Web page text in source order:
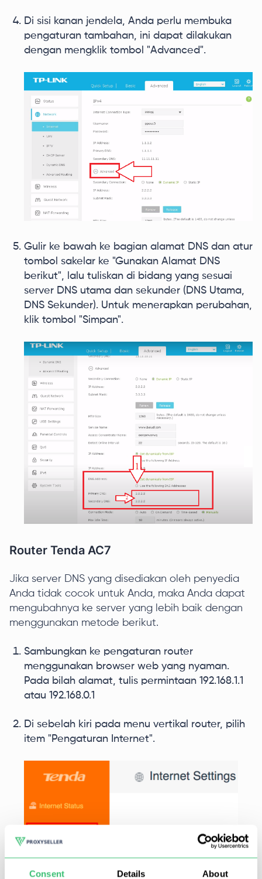
Consent Details About
Di sisi kanan jendela, Anda perlu membuka
pengaturan tambahan, ini dapat dilakukan
dengan mengklik tombol "Advanced".
Gulir ke bawah ke bagian alamat DNS dan atur
tombol sakelar ke "Gunakan Alamat DNS
berikut", lalu tuliskan di bidang yang sesuai
server DNS utama dan sekunder (DNS Utama,
DNS Sekunder). Untuk menerapkan perubahan,
klik tombol "Simpan".
Router Tenda AC7
Jika server DNS yang disediakan oleh penyedia
Anda tidak cocok untuk Anda, maka Anda dapat
mengubahnya ke server yang lebih baik dengan
menggunakan metode berikut.
Sambungkan ke pengaturan router
menggunakan browser web yang nyaman.
Pada bilah alamat, tulis permintaan 192.168.1.1
atau 192.168.0.1
Di sebelah kiri pada menu vertikal router, pilih
item "Pengaturan Internet".